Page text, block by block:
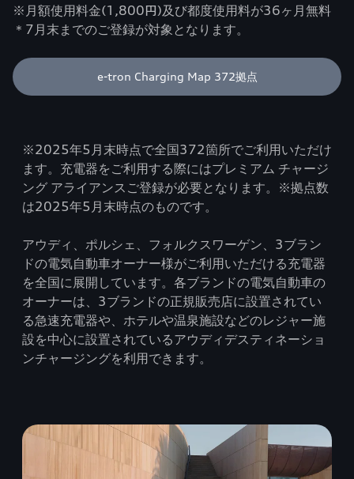
※月額使用料金(1,800円)及び都度使用料が36ヶ月無料
＊7月末までのご登録が対象となります。
e-tron Charging Map 372拠点
※2025年5月末時点で全国372箇所でご利用いただけ
ます。充電器をご利用する際にはプレミアム チャージ
ング アライアンスご登録が必要となります。※拠点数
は2025年5月末時点のものです。
アウディ、ポルシェ、フォルクスワーゲン、3ブラン
ドの電気自動車オーナー様がご利用いただける充電器
を全国に展開しています。各ブランドの電気自動車の
オーナーは、3ブランドの正規販売店に設置されてい
る急速充電器や、ホテルや温泉施設などのレジャー施
設を中心に設置されているアウディデスティネーショ
ンチャージングを利用できます。